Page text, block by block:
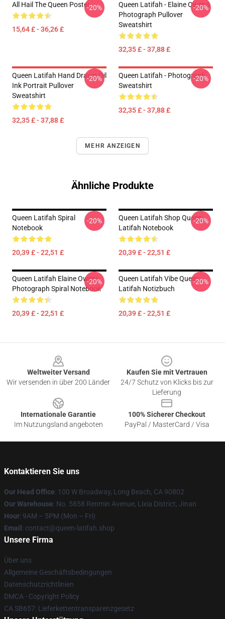
All Hail The Queen Poster
15,64 £ - 36,26 £
-20%
Queen Latifah - Elaine Owens
Photograph Pullover
Sweatshirt
32,35 £ - 37,88 £
-20%
Queen Latifah Hand Drawn Oil
Ink Portrait Pullover
Sweatshirt
32,35 £ - 37,88 £
-20%
Queen Latifah - Photograph
Sweatshirt
32,35 £ - 37,88 £
-20%
MEHR ANZEIGEN
Ähnliche Produkte
Queen Latifah Spiral
Notebook
20,39 £ - 22,51 £
-20%
Queen Latifah Shop Queen
Latifah Notebook
20,39 £ - 22,51 £
-20%
Queen Latifah Elaine Owens
Photograph Spiral Notebook
20,39 £ - 22,51 £
-20%
Queen Latifah Vibe Queen
Latifah Notizbuch
20,39 £ - 22,51 £
-20%
Weltweiter Versand
Wir versenden in über 200 Länder
Kaufen Sie mit Vertrauen
24/7 Schutz von Klicks bis zur
Lieferung
Internationale Garantie
Im Nutzungsland angeboten
100% Sicherer Checkout
PayPal / MasterCard / Visa
Kontaktieren Sie uns
Our Head Office: 100 W Broadway, Long Beach, CA 90802
Our Warehouse: No. 5858 Renmin Avenue, Lixia District, Jinan
Hour: 9AM – 5PM (Mon – Fri)
Email : contact@queen-latifah.shop
Unsere Firma
Über uns
Allgemeine Geschäftsbedingungen
Datenschutzrichtlinien
DMCA - Copyright Policy
CA SB657: Lieferkettentransparenzgesetz